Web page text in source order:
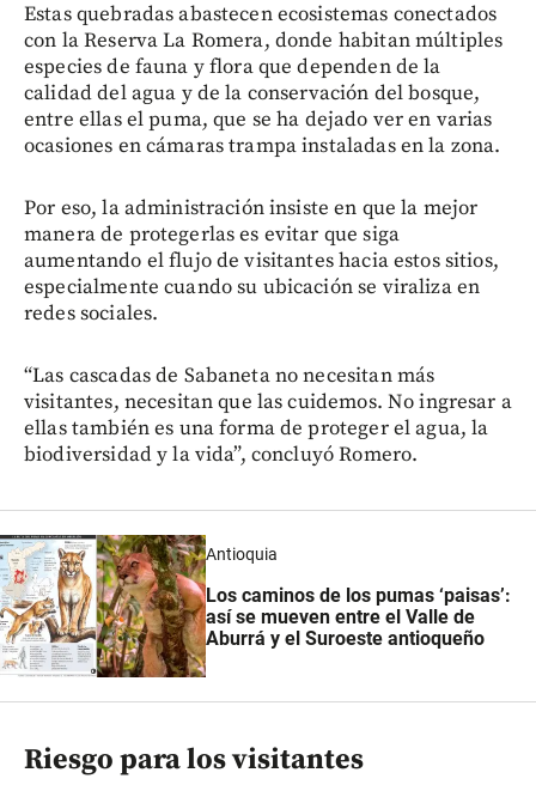
Estas quebradas abastecen ecosistemas conectados
con la Reserva La Romera, donde habitan múltiples
especies de fauna y flora que dependen de la
calidad del agua y de la conservación del bosque,
entre ellas el puma, que se ha dejado ver en varias
ocasiones en cámaras trampa instaladas en la zona.
Por eso, la administración insiste en que la mejor
manera de protegerlas es evitar que siga
aumentando el flujo de visitantes hacia estos sitios,
especialmente cuando su ubicación se viraliza en
redes sociales.
“Las cascadas de Sabaneta no necesitan más
visitantes, necesitan que las cuidemos. No ingresar a
ellas también es una forma de proteger el agua, la
biodiversidad y la vida”, concluyó Romero.
Antioquia
Los caminos de los pumas ‘paisas’:
así se mueven entre el Valle de
Aburrá y el Suroeste antioqueño
Riesgo para los visitantes